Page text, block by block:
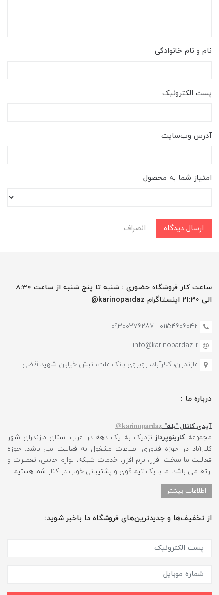
نام و نام خانوادگی
پست الکترونیک
آدرس وب‌سایت
امتیاز شما به محصول
ارسال دیدگاه انصراف
ساعت کار فروشگاه حضوری : شنبه تا پنج شنبه از ساعت 8:30
الی 21:30 اینستاگرام karinopardaz@
01154606042 - 09300376287
info@karinopardaz.ir
مازندران، کلارآباد، روبروی بانک ملت، نبش خیابان شهید قاضی
درباره ما :
آیدی کانال "بله" karinopardaz@
مجموعهکارینوپرداز نزدیک به یک دهه در غرب استان مازندران شهر
کلارآباد در حوزه فناوری اطلاعات مشغول به فعالیت می باشد. حوزه
فعالیت ما سخت افزار، نرم افزار، خدمات شبکه، لوازم جانبی، تعمیرات و
ارتقا می باشد. ما با یک تیم قوی و پشتیبانی خوب در کنار شما هستیم.
اطلاعات بیشتر
از تخفیف‌ها و جدیدترین‌های فروشگاه ما باخبر شوید: